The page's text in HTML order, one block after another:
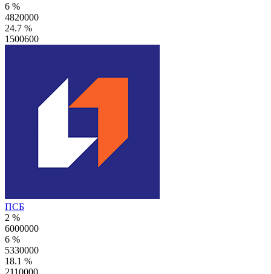
6 %
4820000
24.7 %
1500600
ПСБ
2 %
6000000
6 %
5330000
18.1 %
2110000